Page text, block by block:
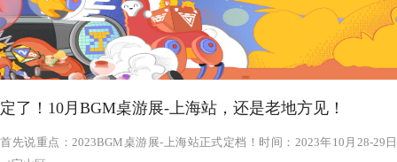
定了！10月BGM桌游展-上海站，还是老地方见！
首先说重点：2023BGM桌游展-上海站正式定档！时间：2023年10月28-29